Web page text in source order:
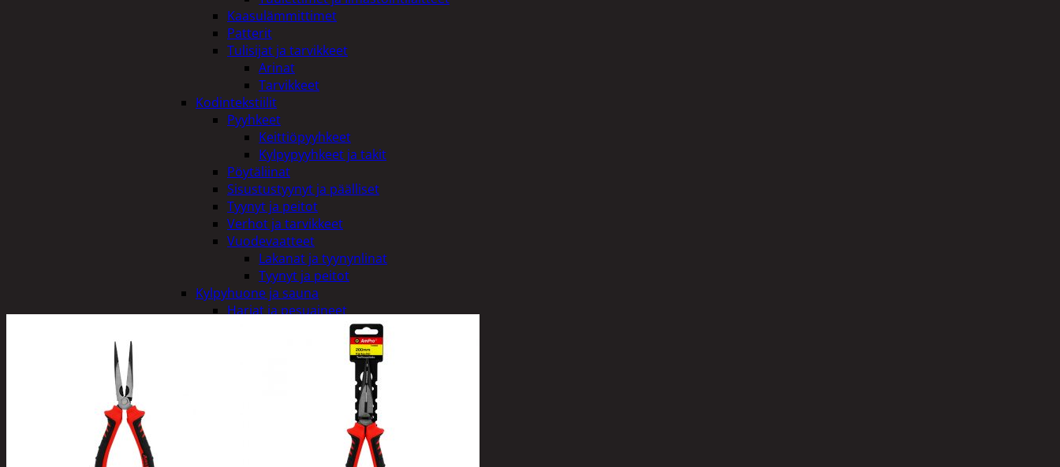
Kaasulämmittimet
Patterit
Tulisijat ja tarvikkeet
Arinat
Tarvikkeet
Kodintekstiilit
Pyyhkeet
Keittiöpyyhkeet
Kylpypyyhkeet ja takit
Pöytäliinat
Sisustustyynyt ja päälliset
Tyynyt ja peitot
Verhot ja tarvikkeet
Vuodevaatteet
Lakanat ja tyynynlinat
Tyynyt ja peitot
Kylpyhuone ja sauna
Harjat ja pesuaineet